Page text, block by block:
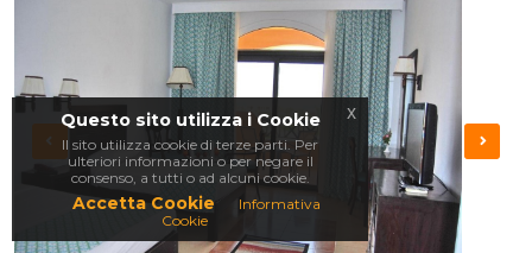
Questo sito utilizza i Cookie
Il sito utilizza cookie di terze parti. Per
ulteriori informazioni o per negare il
consenso, a tutti o ad alcuni cookie.
Accetta Cookie
Informativa
Cookie
x